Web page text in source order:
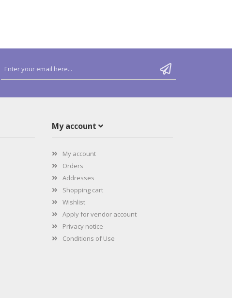
My account
My account
Orders
Addresses
Shopping cart
Wishlist
Apply for vendor account
Privacy notice
Conditions of Use